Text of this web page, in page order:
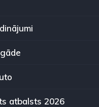
atbalsts 2026